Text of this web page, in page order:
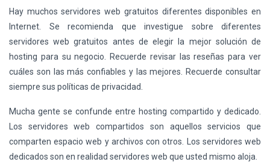
Hay muchos servidores web gratuitos diferentes disponibles en
Internet. Se recomienda que investigue sobre diferentes
servidores web gratuitos antes de elegir la mejor solución de
hosting para su negocio. Recuerde revisar las reseñas para ver
cuáles son las más confiables y las mejores. Recuerde consultar
siempre sus políticas de privacidad.
Mucha gente se confunde entre hosting compartido y dedicado.
Los servidores web compartidos son aquellos servicios que
comparten espacio web y archivos con otros. Los servidores web
dedicados son en realidad servidores web que usted mismo aloja.